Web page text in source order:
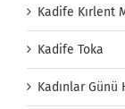
Kadife Kırlent
Kadife Toka
Kadınlar Günü